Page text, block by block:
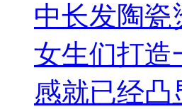
中长发陶
女生们打造
感就已经凸